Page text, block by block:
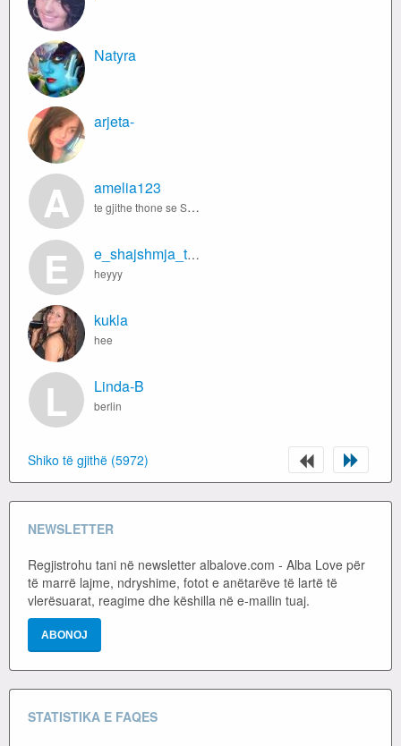
Natyra
arjeta-
A amelia123
te gjithe thone se SHPRESA vdes e fundit imagjino ta kete vjerra emrin shpresa sdi te vdesi kurre
E e_shajshmja_tetovare
heyyy
kukla
hee
L Linda-B
berlin
Shiko të gjithë (5972)
NEWSLETTER
Regjistrohu tani në newsletter albalove.com - Alba Love për
të marrë lajme, ndryshime, fotot e anëtarëve të lartë të
vlerësuarat, reagime dhe këshilla në e-mailin tuaj.
STATISTIKA E FAQES